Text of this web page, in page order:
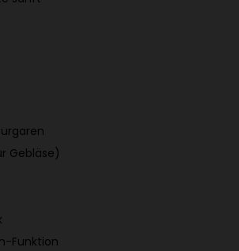
Gebläse)
Funktion